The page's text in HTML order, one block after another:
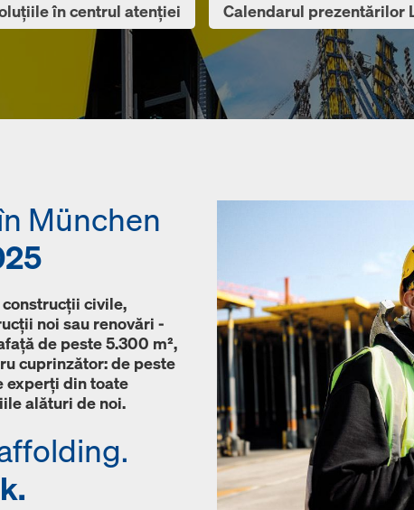
în centrul atenției Calendarul prezentărilor
München
civile,
noi sau renovări -
de peste 5.300 m²,
cuprinzător: de peste
experți din toate
alături de noi.